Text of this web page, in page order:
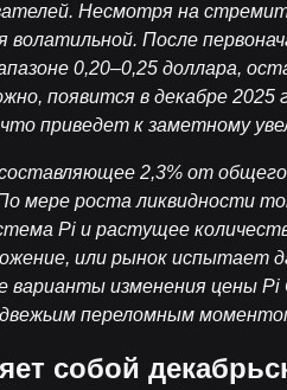
Несмотря на
После
0,20–0,25 доллара,
появится в декабре 2025
приведет к заметному
2,3% от
мере роста ликвидности
Pi и растущее
или рынок испытает
варианты изменения цены
переломным
собой